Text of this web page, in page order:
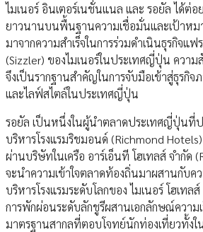
ไมเนอร์ อินเตอร์เนชั่นแนล และ รอยัล ได้ต่
ยาวนานบนพื้นฐานความเชื่อมั่นและเป้าหม
มาจากความสำเร็จในการร่วมดำเนินธุรกิจแ
(Sizzler) ของไมเนอร์ในประเทศญี่ปุ่น ควา
จึงเป็นรากฐานสำคัญในการจับมือเข้าสู่ธุรกิจ
และไลฟ์สไตล์ในประเทศญี่ปุ่น
รอยัล เป็นหนึ่งในผู้นำตลาดประเทศญี่ปุ่นที่ป
บริหารโรงแรมริชมอนด์ (Richmond
ผ่านบริษัทในเครือ อาร์เอ็นที โฮเทลส์ จำกัด
จะนำความเข้าใจตลาดท้องถิ่นมาผสานกับค
บริหารโรงแรมระดับโลกของ ไมเนอร์ โฮเท
การพักผ่อนระดับลักชูรีผสานเอกลักษณ์ควา
มาตรฐานสากลที่ตอบโจทย์นักท่องเที่ยวทั้งใ